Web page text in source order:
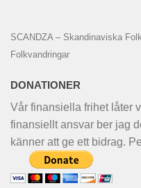
SCANDZA – Skandinaviska
Folkvandringar
DONATIONER
Vår finansiella frihet låter
finansiellt ansvar ber jag
känner att ge ett bidrag.